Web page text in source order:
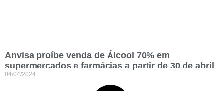
Anvisa proíbe venda de Álcool 70% em
supermercados e farmácias a partir de 30 de abril
04/04/2024